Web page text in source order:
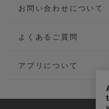
お問い合わせについて
よくあるご質問
アプリについて